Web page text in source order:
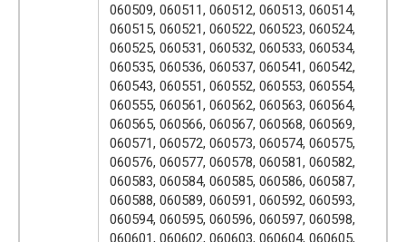
060509, 060511, 060512, 060513, 060514,
060515, 060521, 060522, 060523, 060524,
060525, 060531, 060532, 060533, 060534,
060535, 060536, 060537, 060541, 060542,
060543, 060551, 060552, 060553, 060554,
060555, 060561, 060562, 060563, 060564,
060565, 060566, 060567, 060568, 060569,
060571, 060572, 060573, 060574, 060575,
060576, 060577, 060578, 060581, 060582,
060583, 060584, 060585, 060586, 060587,
060588, 060589, 060591, 060592, 060593,
060594, 060595, 060596, 060597, 060598,
060601, 060602, 060603, 060604, 060605,